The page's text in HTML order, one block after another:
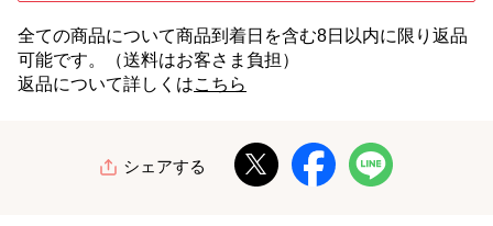
全ての商品について商品到着日を含む8日以内に限り返品
可能です。（送料はお客さま負担）
返品について詳しくはこちら
シェアする